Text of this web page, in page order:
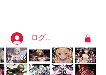
ログイン